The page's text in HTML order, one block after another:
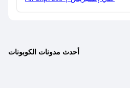
أحدث مدونات الكوبونات